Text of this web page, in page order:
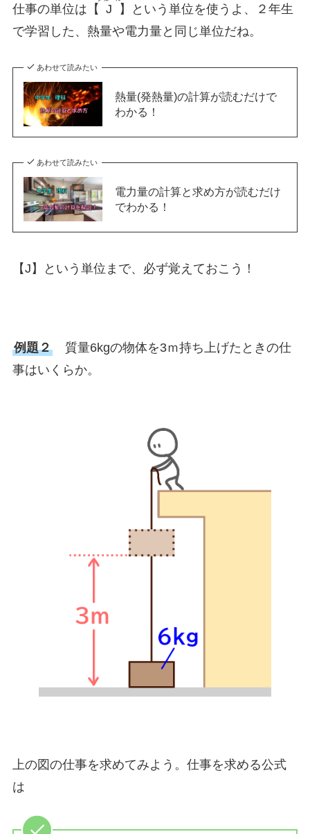
仕事の単位は【 J
】という単位を使うよ、２年生
で学習した、熱量や電力量と同じ単位だね。
あわせて読みたい
熱量(発熱量)の計算が読むだけで
わかる！
あわせて読みたい
電力量の計算と求め方が読むだけ
でわかる！
【J】という単位まで、必ず覚えておこう！
例題２質量6kgの物体を3ｍ持ち上げたときの仕
事はいくらか。
上の図の仕事を求めてみよう。仕事を求める公式
は